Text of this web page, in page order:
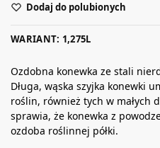
Dodaj do polubionych
WARIANT: 1,275L
Ozdobna konewka ze stali
Długa, wąska szyjka konewki
roślin, również tych w małych
sprawia, że konewka z
ozdoba roślinnej półki.